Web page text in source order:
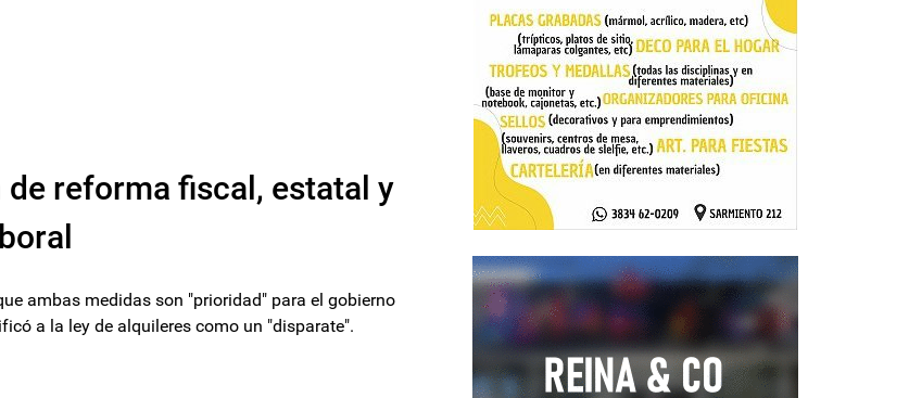
reforma fiscal, estatal y
ambas medidas son "prioridad" para el gobierno
a la ley de alquileres como un "disparate".